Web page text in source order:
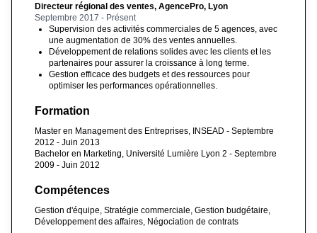
Directeur régional des ventes, AgencePro, Lyon
Septembre 2017 - Présent
Supervision des activités commerciales de 5 agences, avec
une augmentation de 30% des ventes annuelles.
Développement de relations solides avec les clients et les
partenaires pour assurer la croissance à long terme.
Gestion efficace des budgets et des ressources pour
optimiser les performances opérationnelles.
Formation
Master en Management des Entreprises, INSEAD - Septembre
2012 - Juin 2013
Bachelor en Marketing, Université Lumière Lyon 2 - Septembre
2009 - Juin 2012
Compétences
Gestion d'équipe, Stratégie commerciale, Gestion budgétaire,
Développement des affaires, Négociation de contrats